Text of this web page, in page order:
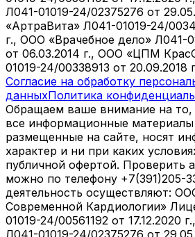
Л041-01019-24/02375276 от
«АртраВита» Л041-01019-24/
г., ООО «Врачебное дело» Л041-
от 06.03.2014 г., ООО «ЦПМ
01019-24/00338913 от 20.09.2018
Согласие на обработку
данныхПолитика
Обращаем ваше внимание на то,
все информационные
размещенные на сайте, носят
характер и ни при каких
публичной офертой. Проверить
можно по телефону +7(391)205-
деятельность осуществляют:
Современной Кардиологии»
01019-24/00561192 от 17.12.2020
Л041-01019-24/02375276 от